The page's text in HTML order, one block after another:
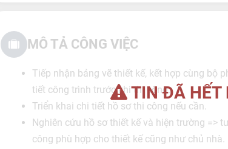
TIN ĐÃ HẾT
MÔ TẢ CÔNG VIỆC
Tiếp nhận bảng vẽ thiết kế, kết hợp cùng bộ
tiết công trình trước khi thi công.
Triển khai chi tiết hồ sơ thi công nếu cần.
Nghiên cứu hồ sơ thiết kế và hiện trường =>
công phù hợp cho thiết kế cũng như chủ nhà.